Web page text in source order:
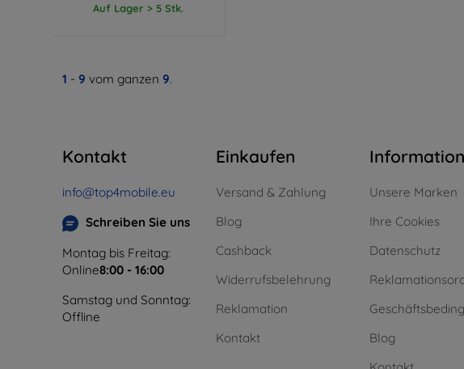
Auf Lager > 5 Stk.
1 - 9 vom ganzen 9.
Kontakt
info@top4mobile.eu
Schreiben Sie uns
Montag bis Freitag:
Online8:00 - 16:00
Samstag und Sonntag:
Offline
Einkaufen
Versand & Zahlung
Blog
Cashback
Widerrufsbelehrung
Reklamation
Kontakt
Information
Unsere Marken
Ihre Cookies
Datenschutz
Blog